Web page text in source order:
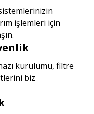
işlemleri için
kurulumu, filtre
biz